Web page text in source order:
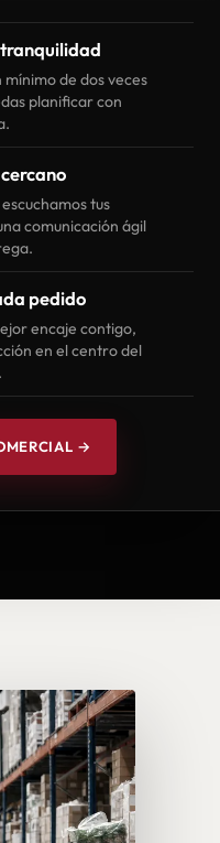
de dos veces
planificar con
tus
comunicación ágil
pedido
encaje contigo,
en el centro del
→